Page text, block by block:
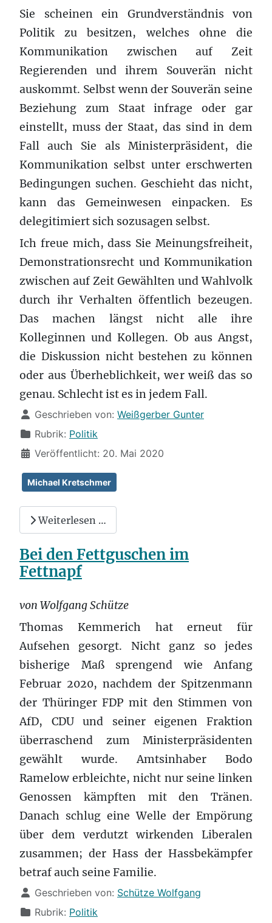
Sie scheinen ein Grundverständnis von
Politik zu besitzen, welches ohne die
Kommunikation zwischen auf Zeit
Regierenden und ihrem Souverän nicht
auskommt. Selbst wenn der Souverän seine
Beziehung zum Staat infrage oder gar
einstellt, muss der Staat, das sind in dem
Fall auch Sie als Ministerpräsident, die
Kommunikation selbst unter erschwerten
Bedingungen suchen. Geschieht das nicht,
kann das Gemeinwesen einpacken. Es
delegitimiert sich sozusagen selbst.
Ich freue mich, dass Sie Meinungsfreiheit,
Demonstrationsrecht und Kommunikation
zwischen auf Zeit Gewählten und Wahlvolk
durch ihr Verhalten öffentlich bezeugen.
Das machen längst nicht alle ihre
Kolleginnen und Kollegen. Ob aus Angst,
die Diskussion nicht bestehen zu können
oder aus Überheblichkeit, wer weiß das so
genau. Schlecht ist es in jedem Fall.
DetailsGeschrieben von: Weißgerber Gunter
Rubrik: Politik
Veröffentlicht: 20. Mai 2020
Michael Kretschmer
Weiterlesen …
Bei den Fettguschen im
Fettnapf
von Wolfgang Schütze
Thomas Kemmerich hat erneut für
Aufsehen gesorgt. Nicht ganz so jedes
bisherige Maß sprengend wie Anfang
Februar 2020, nachdem der Spitzenmann
der Thüringer FDP mit den Stimmen von
AfD, CDU und seiner eigenen Fraktion
überraschend zum Ministerpräsidenten
gewählt wurde. Amtsinhaber Bodo
Ramelow erbleichte, nicht nur seine linken
Genossen kämpften mit den Tränen.
Danach schlug eine Welle der Empörung
über dem verdutzt wirkenden Liberalen
zusammen; der Hass der Hassbekämpfer
betraf auch seine Familie.
DetailsGeschrieben von: Schütze Wolfgang
Rubrik: Politik